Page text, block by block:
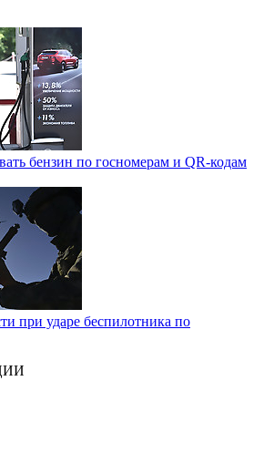
бензин по госномерам и QR-кодам
при ударе беспилотника по